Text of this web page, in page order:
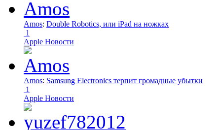
Amos: Double Robotics, или iPad на ножках
1
Apple Новости
Amos: Samsung Electronics терпит громадные убытки
1
Apple Новости